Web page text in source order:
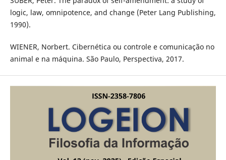
logic, law, omnipotence, and change (Peter Lang Publishing,
1990).
WIENER, Norbert. Cibernética ou controle e comunicação no
animal e na máquina. São Paulo, Perspectiva, 2017.